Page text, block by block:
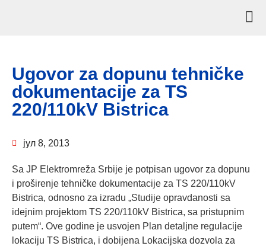
Ugovor za dopunu tehničke
dokumentacije za TS
220/110kV Bistrica
јул 8, 2013
Sa JP Elektromreža Srbije je potpisan ugovor za dopunu
i proširenje tehničke dokumentacije za TS 220/110kV
Bistrica, odnosno za izradu „Studije opravdanosti sa
idejnim projektom TS 220/110kV Bistrica, sa pristupnim
putem“. Ove godine je usvojen Plan detaljne regulacije
lokaciju TS Bistrica, i dobijena Lokacijska dozvola za